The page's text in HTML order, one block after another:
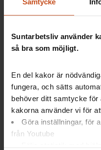
Suntarbetsliv använder
så bra som möjligt.
En del kakor är
fungera, och sätts
behöver ditt samtycke
kakorna använder vi för
Göra inställningar, för
från Youtube
Sexuella
säger något som
kränker en annan
inviter,
pornografiska
Säg ifrån om du
Prata med